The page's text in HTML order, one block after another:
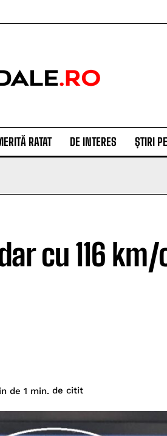
RATAT DE INTERES ȘTIRI
cu 116
de 1 min. de citit